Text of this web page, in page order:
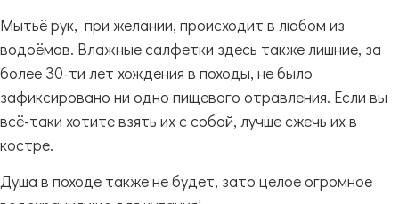
Мытьё рук, при желании, происходит в любом из
водоёмов. Влажные салфетки здесь также лишние, за
более 30-ти лет хождения в походы, не было
зафиксировано ни одно пищевого отравления. Если вы
всё-таки хотите взять их с собой, лучше сжечь их в
костре.
Душа в походе также не будет, зато целое огромное